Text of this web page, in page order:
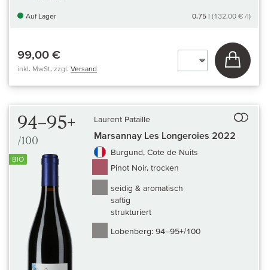
Auf Lager 0,75 l (132,00 € /l)
99,00 €
inkl. MwSt, zzgl. Versand
In
94–95+
/100
BIO
Laurent Pataille
Auf
Marsannay Les Longeroies 2022
Burgund, Cote de Nuits
Pinot Noir, trocken
seidig & aromatisch
saftig
strukturiert
Lobenberg: 94–95+/100